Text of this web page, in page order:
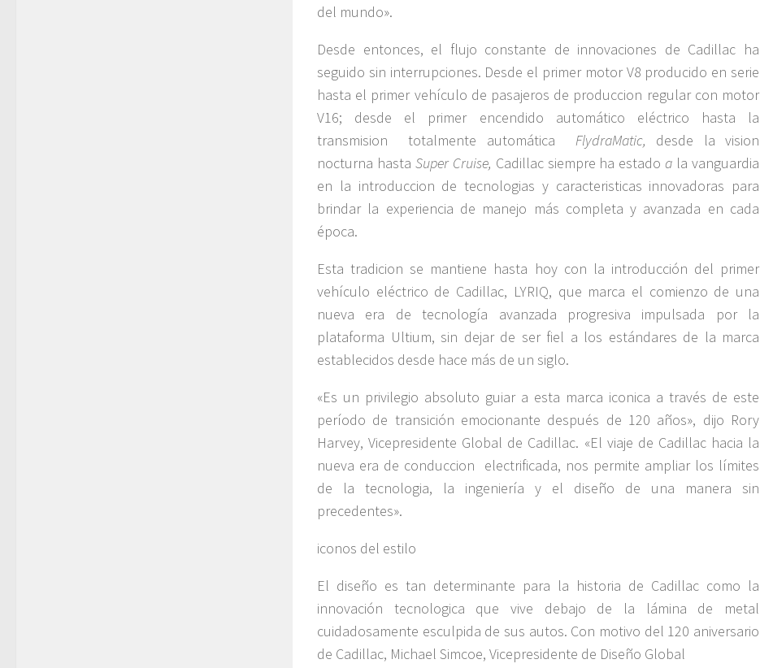
del mundo».
Desde entonces, el flujo constante de innovaciones de Cadillac ha
seguido sin interrupciones. Desde el primer motor V8 producido en serie
hasta el primer vehículo de pasajeros de produccion regular con motor
V16; desde el primer encendido automático eléctrico hasta la
transmision totalmente automática FlydraMatic, desde la vision
nocturna hasta Super Cruise, Cadillac siempre ha estadoa la vanguardia
en la introduccion de tecnologias y caracteristicas innovadoras para
brindar la experiencia de manejo más completa y avanzada en cada
época.
Esta tradicion se mantiene hasta hoy con la introducción del primer
vehículo eléctrico de Cadillac, LYRIQ, que marca el comienzo de una
nueva era de tecnología avanzada progresiva impulsada por la
plataforma Ultium, sin dejar de ser fiel a los estándares de la marca
establecidos desde hace más de un siglo.
«Es un privilegio absoluto guiar a esta marca iconica a través de este
período de transición emocionante después de 120 años», dijo Rory
Harvey, Vicepresidente Global de Cadillac. «El viaje de Cadillac hacia la
nueva era de conduccion electrificada, nos permite ampliar los límites
de la tecnologia, la ingeniería y el diseño de una manera sin
precedentes».
iconos del estilo
El diseño es tan determinante para la historia de Cadillac como la
innovación tecnologica que vive debajo de la lámina de metal
cuidadosamente esculpida de sus autos. Con motivo del 120 aniversario
de Cadillac, Michael Simcoe, Vicepresidente de Diseño Global